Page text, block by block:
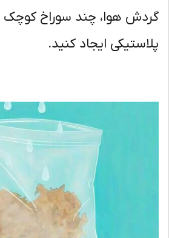
هوا، چند سوراخ کوچک در
ایجاد کنید.